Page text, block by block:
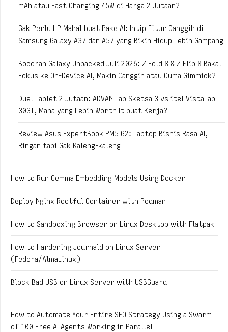
mAh atau Fast Charging 45W di Harga 2 Jutaan?
Gak Perlu HP Mahal buat Pake AI: Intip Fitur Canggih di
Samsung Galaxy A37 dan A57 yang Bikin Hidup Lebih Gampang
Bocoran Galaxy Unpacked Juli 2026: Z Fold 8 & Z Flip 8 Bakal
Fokus ke On-Device AI, Makin Canggih atau Cuma Gimmick?
Duel Tablet 2 Jutaan: ADVAN Tab Sketsa 3 vs itel VistaTab
30GT, Mana yang Lebih Worth It buat Kerja?
Review Asus ExpertBook PM5 G2: Laptop Bisnis Rasa AI,
Ringan tapi Gak Kaleng-kaleng
How to Run Gemma Embedding Models Using Docker
Deploy Nginx Rootful Container with Podman
How to Sandboxing Browser on Linux Desktop with Flatpak
How to Hardening Journald on Linux Server
(Fedora/AlmaLinux)
Block Bad USB on Linux Server with USBGuard
How to Automate Your Entire SEO Strategy Using a Swarm
of 100 Free AI Agents Working in Parallel